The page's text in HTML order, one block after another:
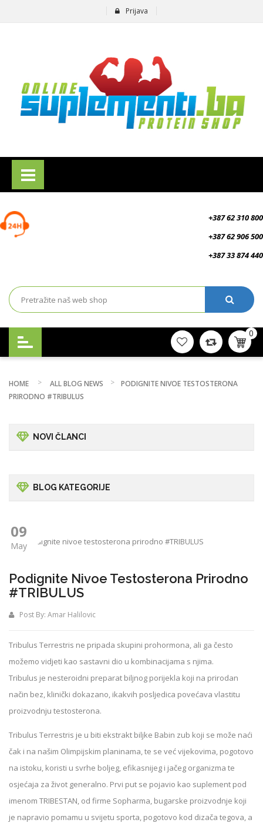
Prijava
+387 62 310 800
+387 62 906 500
+387 33 874 440
0
HOME ALL BLOG NEWS
PODIGNITE NIVOE TESTOSTERONA
PRIRODNO #TRIBULUS
NOVI ČLANCI
BLOG KATEGORIJE
09
May
Podignite Nivoe Testosterona Prirodno
#TRIBULUS
Post By: Amar Halilovic
Tribulus Terrestris ne pripada skupini prohormona, ali ga često
možemo vidjeti kao sastavni dio u kombinacijama s njima.
Tribulus je nesteroidni preparat biljnog porijekla koji na prirodan
način bez, klinički dokazano, ikakvih posljedica povećava vlastitu
proizvodnju testosterona.
Tribulus Terrestris je u biti ekstrakt biljke Babin zub koji se može naći
čak i na našim Olimpijskim planinama, te se već vijekovima, pogotovo
na istoku, koristi u svrhe boljeg, efikasnijeg i jačeg organizma te
osjećaja za život generalno. Prvi put se pojavio kao suplement pod
imenom TRIBESTAN, od firme Sopharma, bugarske proizvodnje koji
je napravio pomamu u svijetu sporta, pogotovo kod dizača tegova, a